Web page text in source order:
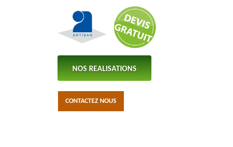
NOS REALISATIONS
CONTACTEZ NOUS